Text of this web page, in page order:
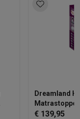
Dreamland
Matrastopper
€ 139,95